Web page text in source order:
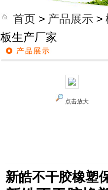
首页 > 产品展示 >
板生产厂家
点击放大
新皓不干胶橡塑